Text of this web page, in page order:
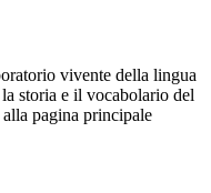
vivente della lingua
storia e il vocabolario del
pagina principale